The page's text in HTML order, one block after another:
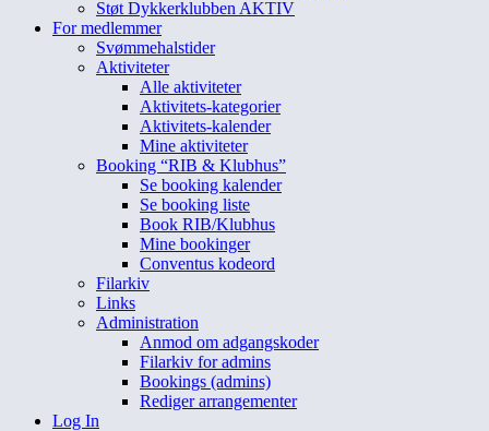
Støt Dykkerklubben AKTIV
For medlemmer
Svømmehalstider
Aktiviteter
Alle aktiviteter
Aktivitets-kategorier
Aktivitets-kalender
Mine aktiviteter
Booking “RIB & Klubhus”
Se booking kalender
Se booking liste
Book RIB/Klubhus
Mine bookinger
Conventus kodeord
Filarkiv
Links
Administration
Anmod om adgangskoder
Filarkiv for admins
Bookings (admins)
Rediger arrangementer
Log In